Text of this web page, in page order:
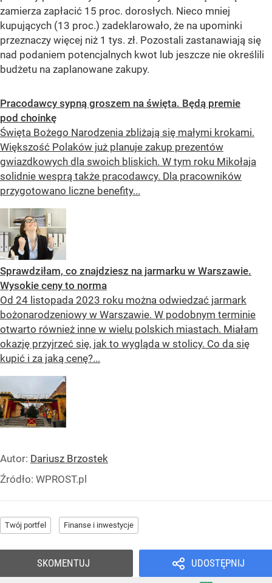
zamierza zapłacić 15 proc. dorosłych. Nieco mniej
kupujących (13 proc.) zadeklarowało, że na upominki
przeznaczy więcej niż 1 tys. zł. Pozostali zastanawiają się
nad podaniem potencjalnych kwot lub jeszcze nie określili
budżetu na zaplanowane zakupy.
Pracodawcy sypną groszem na święta. Będą premie
pod choinkę
Święta Bożego Narodzenia zbliżają się małymi krokami.
Większość Polaków już planuje zakup prezentów
gwiazdkowych dla swoich bliskich. W tym roku Mikołaja
solidnie wesprą także pracodawcy. Dla pracowników
przygotowano liczne benefity...
Sprawdziłam, co znajdziesz na jarmarku w Warszawie.
Wysokie ceny to norma
Od 24 listopada 2023 roku można odwiedzać jarmark
bożonarodzeniowy w Warszawie. W podobnym terminie
otwarto również inne w wielu polskich miastach. Miałam
okazję przyjrzeć się, jak to wygląda w stolicy. Co da się
kupić i za jaką cenę?...
Autor: Dariusz Brzostek
Źródło: WPROST.pl
Twój portfel Finanse i inwestycje
UDOSTĘPNIJ
SKOMENTUJ